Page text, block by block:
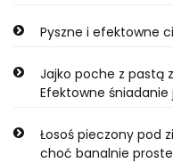
Pyszne i efektowne
Jajko poche z pastą
Efektowne śniadanie
Łosoś pieczony pod
choć banalnie